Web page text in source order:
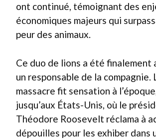
ont continué, témoignant des
économiques majeurs qui
peur des animaux.
Ce duo de lions a été finalement
un responsable de la compagnie.
massacre fit sensation à
jusqu’aux États-Unis, où le
Théodore Roosevelt réclama à
dépouilles pour les exhiber dans